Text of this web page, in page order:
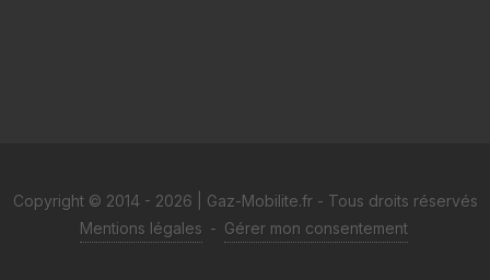
Copyright © 2014 - 2026 | Gaz-Mobilite.fr - Tous droits réservés
Mentions légales - Gérer mon consentement